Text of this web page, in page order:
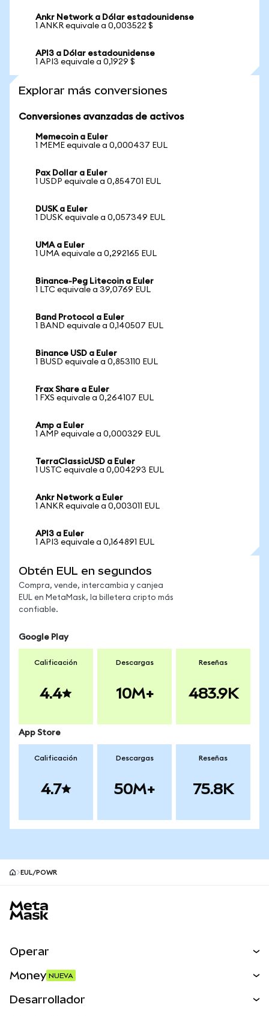
Ankr Network a Dólar estadounidense
1 ANKR equivale a 0,003522 $
API3 a Dólar estadounidense
1 API3 equivale a 0,1929 $
Explorar más conversiones
Conversiones avanzadas de activos
Memecoin a Euler
1 MEME equivale a 0,000437 EUL
Pax Dollar a Euler
1 USDP equivale a 0,854701 EUL
DUSK a Euler
1 DUSK equivale a 0,057349 EUL
UMA a Euler
1 UMA equivale a 0,292165 EUL
Binance-Peg Litecoin a Euler
1 LTC equivale a 39,0769 EUL
Band Protocol a Euler
1 BAND equivale a 0,140507 EUL
Binance USD a Euler
1 BUSD equivale a 0,853110 EUL
Frax Share a Euler
1 FXS equivale a 0,264107 EUL
Amp a Euler
1 AMP equivale a 0,000329 EUL
TerraClassicUSD a Euler
1 USTC equivale a 0,004293 EUL
Ankr Network a Euler
1 ANKR equivale a 0,003011 EUL
API3 a Euler
1 API3 equivale a 0,164891 EUL
Obtén EUL en segundos
Compra, vende, intercambia y canjea
EUL en MetaMask, la billetera cripto más
confiable.
Google Play
Calificación
4.4
Descargas
10M+
Reseñas
483.9K
App Store
Calificación
4.7
Descargas
50M+
Reseñas
75.8K
EUL/POWR
Operar
Money NUEVA
Desarrollador